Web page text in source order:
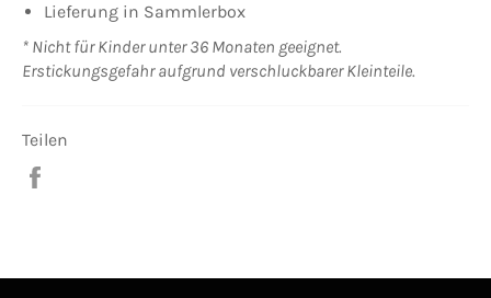
Lieferung in Sammlerbox
* Nicht für Kinder unter 36 Monaten geeignet.
Erstickungsgefahr aufgrund verschluckbarer Kleinteile.
Teilen